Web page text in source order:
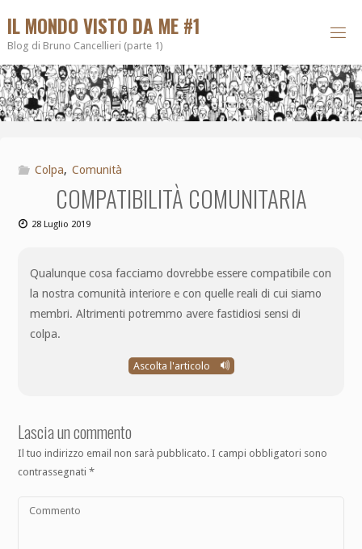
IL MONDO VISTO DA ME #1
Blog di Bruno Cancellieri (parte 1)
Colpa, Comunità
COMPATIBILITÀ COMUNITARIA
28 Luglio 2019
Qualunque cosa facciamo dovrebbe essere compatibile con
la nostra comunità interiore e con quelle reali di cui siamo
membri. Altrimenti potremmo avere fastidiosi sensi di
colpa.
Ascolta l'articolo
Lascia un commento
Il tuo indirizzo email non sarà pubblicato. I campi obbligatori sono
contrassegnati*